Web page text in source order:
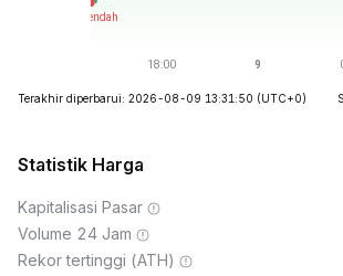
Terakhir diperbarui: 2026-08-09 13:31:50 (UTC+0)
Statistik Harga
Kapitalisasi Pasar
Volume 24 Jam
Rekor tertinggi (ATH)